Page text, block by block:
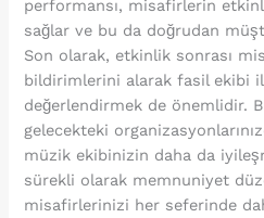
performansı, misafirlerin
sağlar ve bu da doğrudan
Son olarak, etkinlik sonrası
bildirimlerini alarak fasil ekibi
değerlendirmek de önemlidir.
gelecekteki
müzik ekibinizin daha da
sürekli olarak memnuniyet
misafirlerinizi her seferinde